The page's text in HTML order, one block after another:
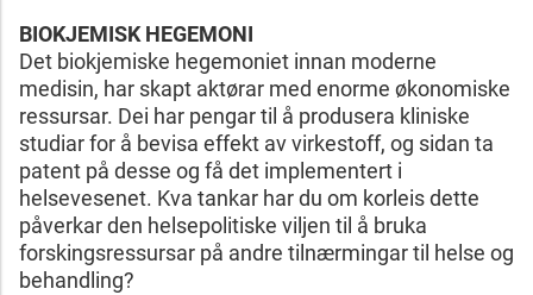
BIOKJEMISK HEGEMONI
Det biokjemiske hegemoniet innan moderne
medisin, har skapt aktørar med enorme økonomiske
ressursar. Dei har pengar til å produsera kliniske
studiar for å bevisa effekt av virkestoff, og sidan ta
patent på desse og få det implementert i
helsevesenet. Kva tankar har du om korleis dette
påverkar den helsepolitiske viljen til å bruka
forskingsressursar på andre tilnærmingar til helse og
behandling?